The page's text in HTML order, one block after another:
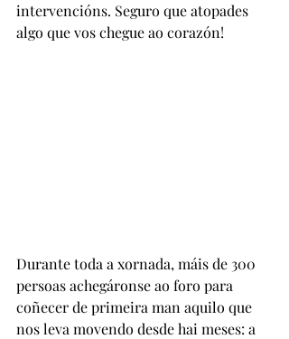
intervencións. Seguro que atopades
algo que vos chegue ao corazón!
Durante toda a xornada, máis de 300
persoas achegáronse ao foro para
coñecer de primeira man aquilo que
nos leva movendo desde hai meses: a